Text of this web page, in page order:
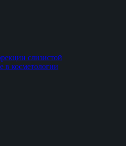
слизистой
в косметологии